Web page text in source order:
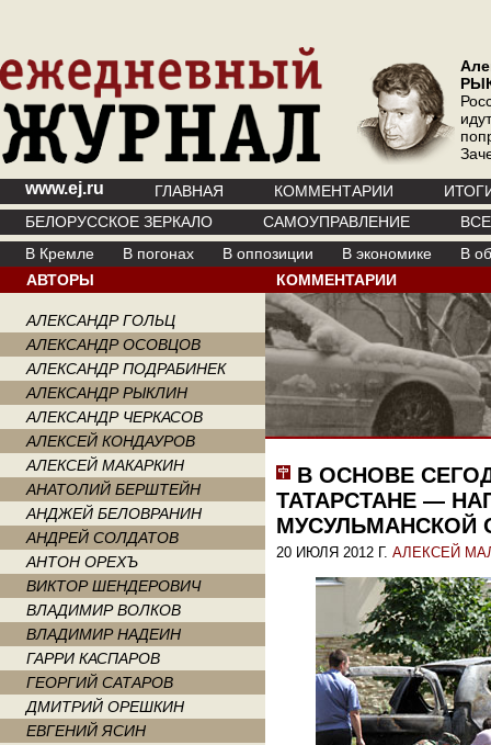
www.ej.ru ГЛАВНАЯ КОММЕНТАРИИ
БЕЛОРУССКОЕ ЗЕРКАЛО
САМОУПРАВЛЕНИЕ
В Кремле
В погонах В оппозиции В экономике
В
АВТОРЫ
АЛЕКСАНДР ГОЛЬЦ
АЛЕКСАНДР ОСОВЦОВ
АЛЕКСАНДР ПОДРАБИНЕК
АЛЕКСАНДР РЫКЛИН
АЛЕКСАНДР ЧЕРКАСОВ
АЛЕКСЕЙ КОНДАУРОВ
АЛЕКСЕЙ МАКАРКИН
АНАТОЛИЙ БЕРШТЕЙН
АНДЖЕЙ БЕЛОВРАНИН
АНДРЕЙ СОЛДАТОВ
АНТОН ОРЕХЪ
ВИКТОР ШЕНДЕРОВИЧ
ВЛАДИМИР ВОЛКОВ
ВЛАДИМИР НАДЕИН
ГАРРИ КАСПАРОВ
ГЕОРГИЙ САТАРОВ
ДМИТРИЙ ОРЕШКИН
ЕВГЕНИЙ ЯСИН
КОММЕНТАРИИ
В ОСНОВЕ
ТАТАРСТАНЕ —
МУСУЛЬМАНСКОЙ
20 ИЮЛЯ 2012 Г. АЛЕКСЕЙ